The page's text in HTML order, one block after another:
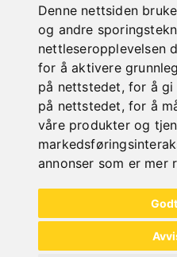
Denne nettsiden
og andre
nettleseropplevelsen
for å aktivere
på nettstedet,for å gi
på nettstedet,for å
våre produkter og
annonser som er mer
NEW